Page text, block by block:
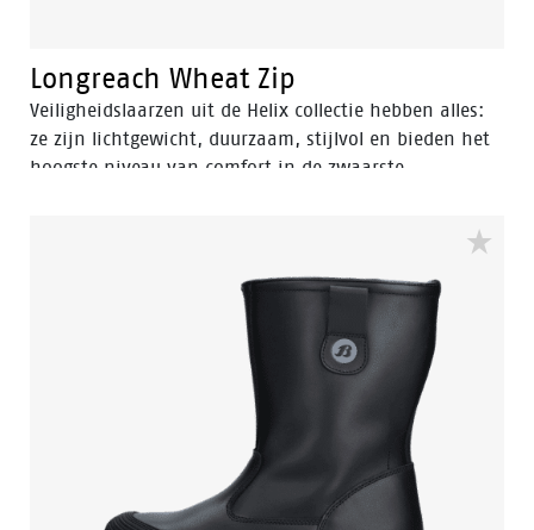
Longreach Wheat Zip
Veiligheidslaarzen uit de Helix collectie hebben alles:
ze zijn lichtgewicht, duurzaam, stijlvol en bieden het
hoogste niveau van comfort in de zwaarste